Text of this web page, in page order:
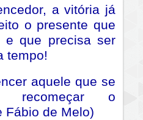
a vitória já
o presente que
e que precisa ser
tempo!
aquele que se
recomeçar o
Fábio de Melo)